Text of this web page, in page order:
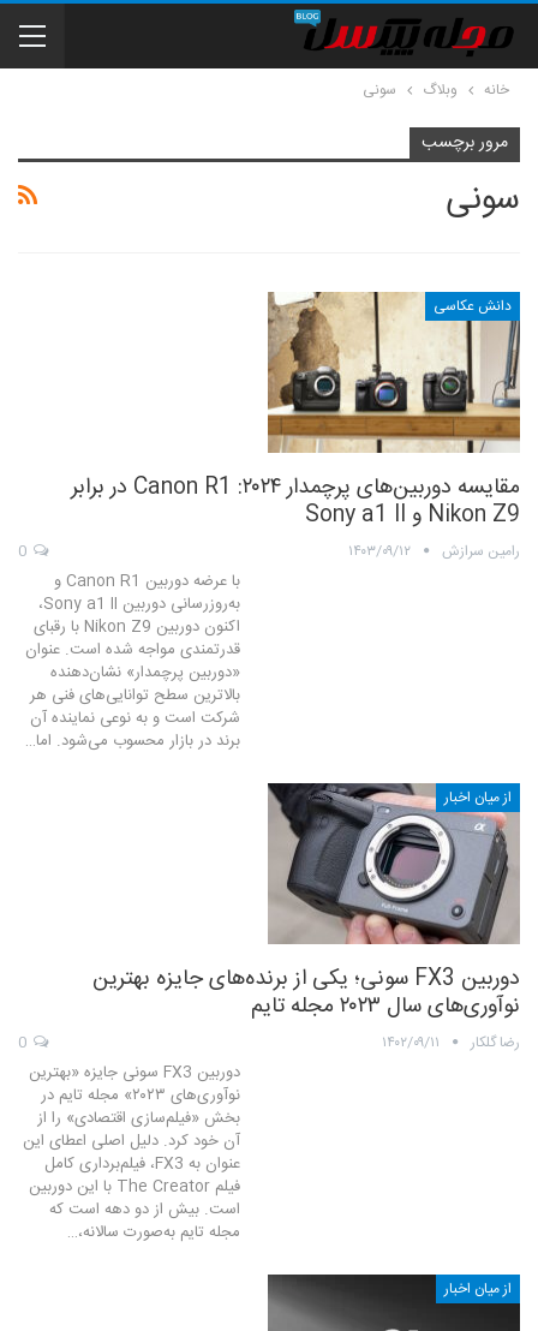
خانه وبلاگ سونی
مرور برچسب
سونی
دانش عکاسی
مقایسه دوربین‌های پرچمدار ۲۰۲۴: Canon R1 در برابر
Nikon Z9 و Sony a1 II
رامین سرازش ۱۴۰۳/۰۹/۱۲
با عرضه دوربین Canon R1 و
به‌روزرسانی دوربین Sony a1 II،
اکنون دوربین Nikon Z9 با رقبای
قدرتمندی مواجه شده است. عنوان
«دوربین پرچمدار» نشان‌دهنده
بالاترین سطح توانایی‌های فنی هر
شرکت است و به نوعی نماینده آن
برند در بازار محسوب می‌شود. اما…
از میان اخبار
دوربین FX3 سونی؛ یکی از برنده‌های جایزه بهترین
نوآوری‌های سال ۲۰۲۳ مجله تایم
رضا گلکار ۱۴۰۲/۰۹/۱۱
دوربین FX3 سونی جایزه «بهترین
نوآوری‌های ۲۰۲۳» مجله تایم در
بخش «فیلم‌سازی اقتصادی» را از
آن خود کرد. دلیل اصلی اعطای این
عنوان به FX3، فیلم‌برداری کامل
فیلم The Creator با این دوربین
است. بیش از دو دهه است که
مجله تایم به‌صورت سالانه،…
از میان اخبار